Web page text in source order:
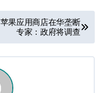
苹果应用商店在华垄断
专家：政府将调查